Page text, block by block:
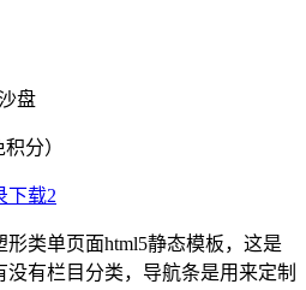
盘
分）
下载2
类单页面html5静态模板，这是
有栏目分类，导航条是用来定制